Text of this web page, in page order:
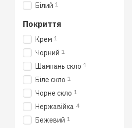
Бiлий 1
Покриття
Крем 1
Чорний 1
Шампань скло 1
Біле скло 1
Чорне скло 1
Нержавійка 4
Бежевий 1